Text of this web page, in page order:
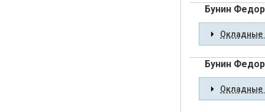
Бунин
Окладные
Бунин
Окладные